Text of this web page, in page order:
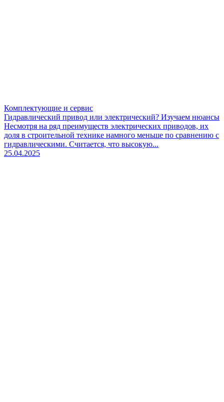
Комплектующие и сервис
Гидравлический привод или электрический? Изучаем нюансы
Несмотря на ряд преимуществ электрических приводов, их
доля в строительной технике намного меньше по сравнению с
гидравлическими. Считается, что высокую...
25.04.2025